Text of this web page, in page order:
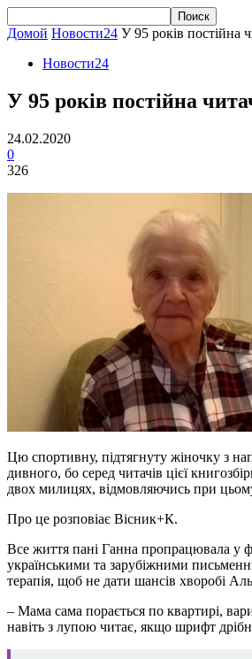
Домой Новости24 У 95 років постійна
Новости24
У 95 років постійна
24.02.2020
0
326
Цю спортивну, підтягнуту жіночку з
дивного, бо серед читачів цієї
двох милицях, відмовляючись при
Про це розповіає Вісник+К.
Все життя пані Ганна пропрацювала у
українськими та зарубіжними
терапія, щоб не дати шансів хворобі
– Мама сама порається по квартирі,
навіть з лупою читає, якщо шрифт